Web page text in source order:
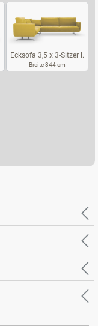
Ecksofa 3,5 x 3-Sitzer l.
Breite 344 cm